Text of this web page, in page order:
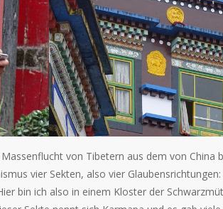
von Tibetern aus dem von China
vier Sekten, also vier
bin ich also in einem Kloster der